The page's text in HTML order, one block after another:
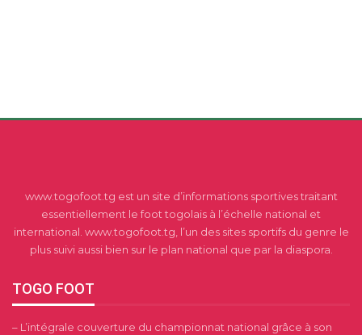
www.togofoot.tg est un site d’informations sportives traitant
essentiellement le foot togolais à l’échelle national et
international. www.togofoot.tg, l’un des sites sportifs du genre le
plus suivi aussi bien sur le plan national que par la diaspora.
TOGO FOOT
– L’intégrale couverture du championnat national grâce à son